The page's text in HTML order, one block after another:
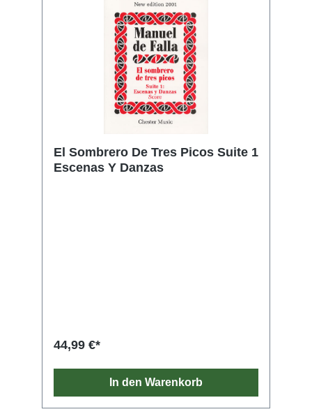
El Sombrero De Tres Picos Suite 1
Escenas Y Danzas
44,99 €*
In den Warenkorb